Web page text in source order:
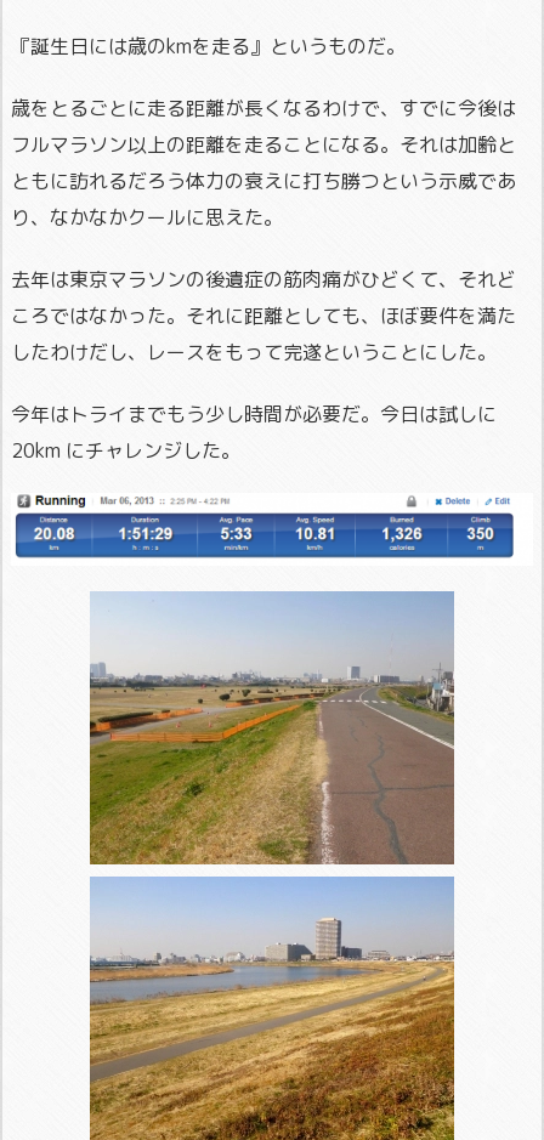
『誕生日には歳のkmを走る』というものだ。
歳をとるごとに走る距離が長くなるわけで、すでに今後は
フルマラソン以上の距離を走ることになる。それは加齢と
ともに訪れるだろう体力の衰えに打ち勝つという示威であ
り、なかなかクールに思えた。
去年は東京マラソンの後遺症の筋肉痛がひどくて、それど
ころではなかった。それに距離としても、ほぼ要件を満た
したわけだし、レースをもって完遂ということにした。
今年はトライまでもう少し時間が必要だ。今日は試しに
20km にチャレンジした。